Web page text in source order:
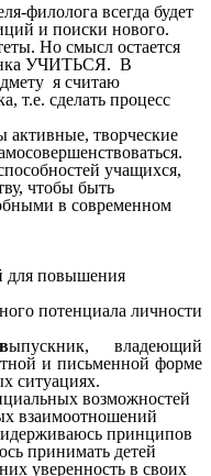
филолога всегда будет
и поиски нового.
Но смысл остается
УЧИТЬСЯ. В
я считаю
т.е. сделать процесс
творческие
учащихся,
чтобы быть
в современном
для повышения
потенциала личности
ыпускник, владеющий
и письменной форме
ситуациях.
возможностей
взаимоотношений
принципов
принимать детей
уверенность в своих